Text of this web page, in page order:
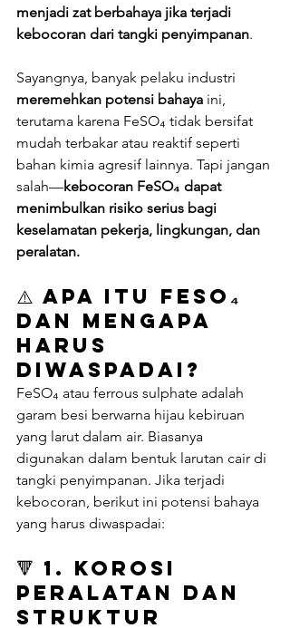
menjadi zat berbahaya jika terjadi
kebocoran dari tangki penyimpanan.
Sayangnya, banyak pelaku industri
meremehkan potensi bahaya ini,
terutama karena FeSO₄ tidak bersifat
mudah terbakar atau reaktif seperti
bahan kimia agresif lainnya. Tapi jangan
salah—kebocoran FeSO₄ dapat
menimbulkan risiko serius bagi
keselamatan pekerja, lingkungan, dan
peralatan.
⚠️ Apa Itu FeSO₄
dan Mengapa
Harus
Diwaspadai?
FeSO₄ atau ferrous sulphate adalah
garam besi berwarna hijau kebiruan
yang larut dalam air. Biasanya
digunakan dalam bentuk larutan cair di
tangki penyimpanan. Jika terjadi
kebocoran, berikut ini potensi bahaya
yang harus diwaspadai:
🔻 1. Korosi
Peralatan dan
Struktur